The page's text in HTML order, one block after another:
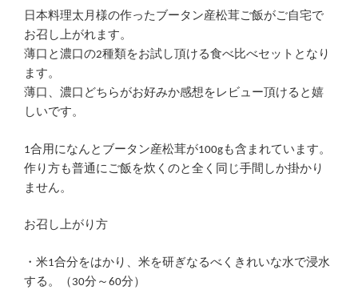
日本料理太月様の作ったブータン産松茸ご飯がご自宅で
お召し上がれます。
薄口と濃口の2種類をお試し頂ける食べ比べセットとなり
ます。
薄口、濃口どちらがお好みか感想をレビュー頂けると嬉
しいです。
1合用になんとブータン産松茸が100gも含まれています。
作り方も普通にご飯を炊くのと全く同じ手間しか掛かり
ません。
お召し上がり方
・米1合分をはかり、米を研ぎなるべくきれいな水で浸水
する。（30分～60分）